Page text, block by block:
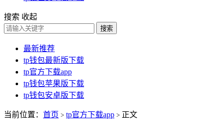
搜索 收起
搜索
最新推荐
tp钱包最新版下载
tp官方下载app
tp钱包苹果版下载
tp钱包安卓版下载
当前位置： 首页 > tp官方下载app > 正文